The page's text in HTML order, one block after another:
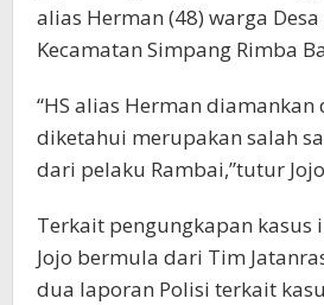
alias Herman (48) warga Desa
Kecamatan Simpang Rimba
“HS alias Herman
diketahui merupakan salah
dari pelaku Rambai,”tutur
Terkait pengungkapan kasus
Jojo bermula dari Tim
dua laporan Polisi terkait